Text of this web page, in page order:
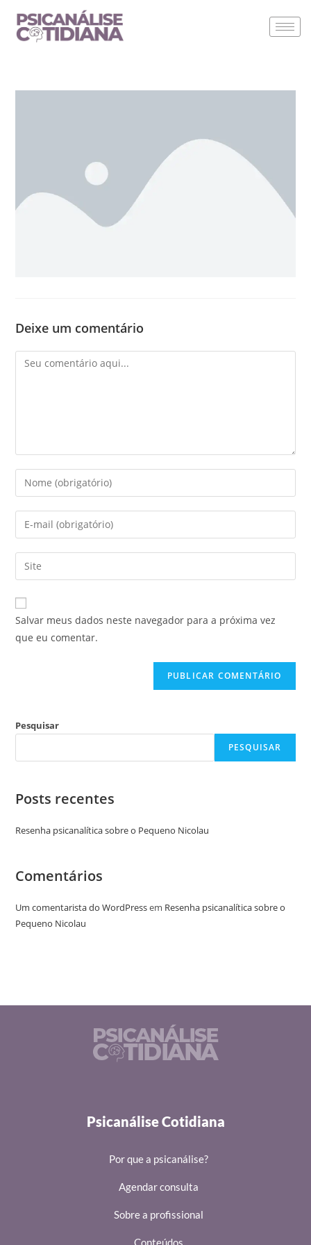
Deixe um comentário
Salvar meus dados neste navegador para a próxima vez
que eu comentar.
Pesquisar
PESQUISAR
Posts recentes
Resenha psicanalítica sobre o Pequeno Nicolau
Comentários
Um comentarista do WordPressem Resenha psicanalítica sobre o
Pequeno Nicolau
Psicanálise Cotidiana
Por que a psicanálise?
Agendar consulta
Sobre a profissional
Conteúdos